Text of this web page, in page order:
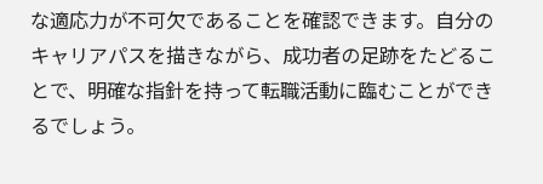
な適応力が不可欠であることを確認できます。自分の
キャリアパスを描きながら、成功者の足跡をたどるこ
とで、明確な指針を持って転職活動に臨むことができ
るでしょう。